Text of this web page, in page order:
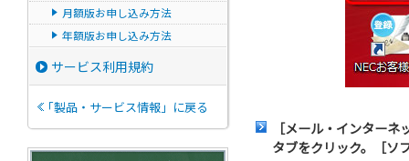
［メール・インター
タブをクリック。［ソ
月額版お申し込み方法
年額版お申し込み方法
サービス利用規約
「製品・サービス情報」に戻る